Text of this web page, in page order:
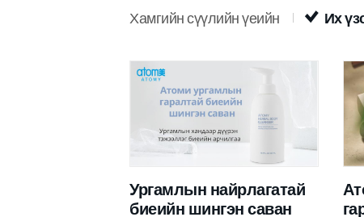
Хамгийн сүүлийн үеийн Их
Ургамлын найрлагатай
биеийн шингэн саван